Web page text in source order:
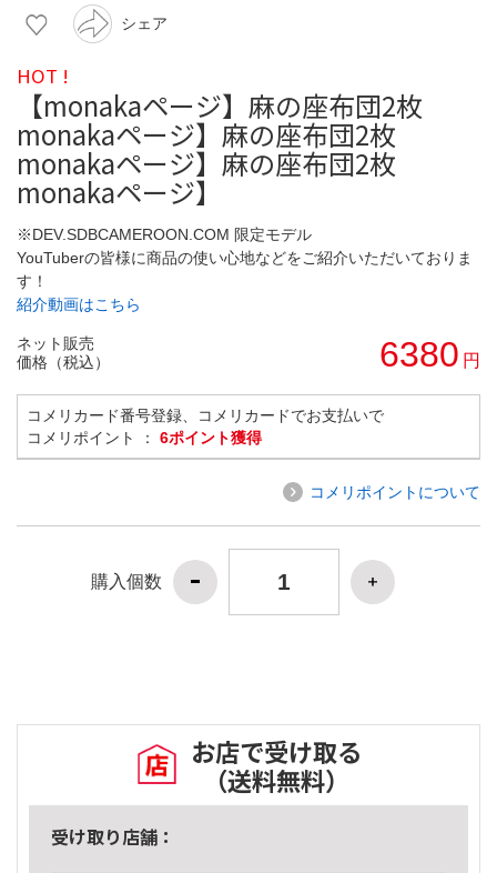
シェア
HOT !
【monakaページ】麻の座布団2枚
monakaページ】麻の座布団2枚
monakaページ】麻の座布団2枚
monakaページ】
※DEV.SDBCAMEROON.COM 限定モデル
YouTuberの皆様に商品の使い心地などをご紹介いただいておりま
す！
紹介動画はこちら
ネット販売
価格（税込）
6380 円
コメリカード番号登録、コメリカードでお支払いで
コメリポイント ： 6ポイント獲得
コメリポイントについて
購入個数
お店で受け取る
（送料無料）
受け取り店舗：